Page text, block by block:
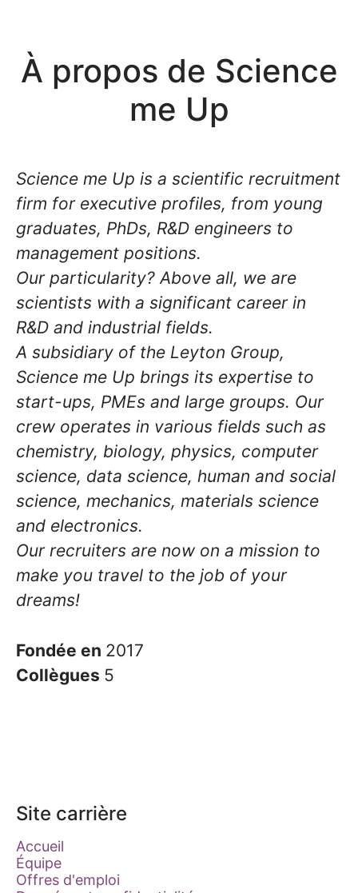
À propos de Science
me Up
Science me Up is a scientific recruitment
firm for executive profiles, from young
graduates, PhDs, R&D engineers to
management positions.
Our particularity? Above all, we are
scientists with a significant career in
R&D and industrial fields.
A subsidiary of the Leyton Group,
Science me Up brings its expertise to
start-ups, PMEs and large groups. Our
crew operates in various fields such as
chemistry, biology, physics, computer
science, data science, human and social
science, mechanics, materials science
and electronics.
Our recruiters are now on a mission to
make you travel to the job of your
dreams!
Fondée en 2017
Collègues 5
Site carrière
Accueil
Équipe
Offres d'emploi